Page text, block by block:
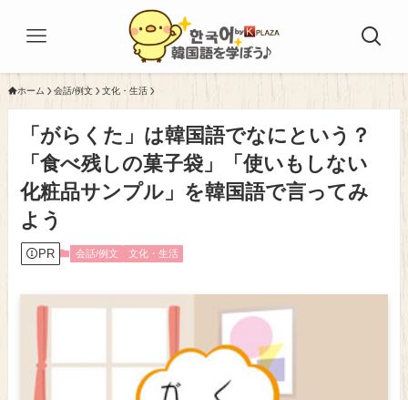
ホーム 会話/例文 文化・生活
「がらくた」は韓国語でなにという？
「食べ残しの菓子袋」「使いもしない
化粧品サンプル」を韓国語で言ってみ
よう
PR 会話/例文 文化・生活